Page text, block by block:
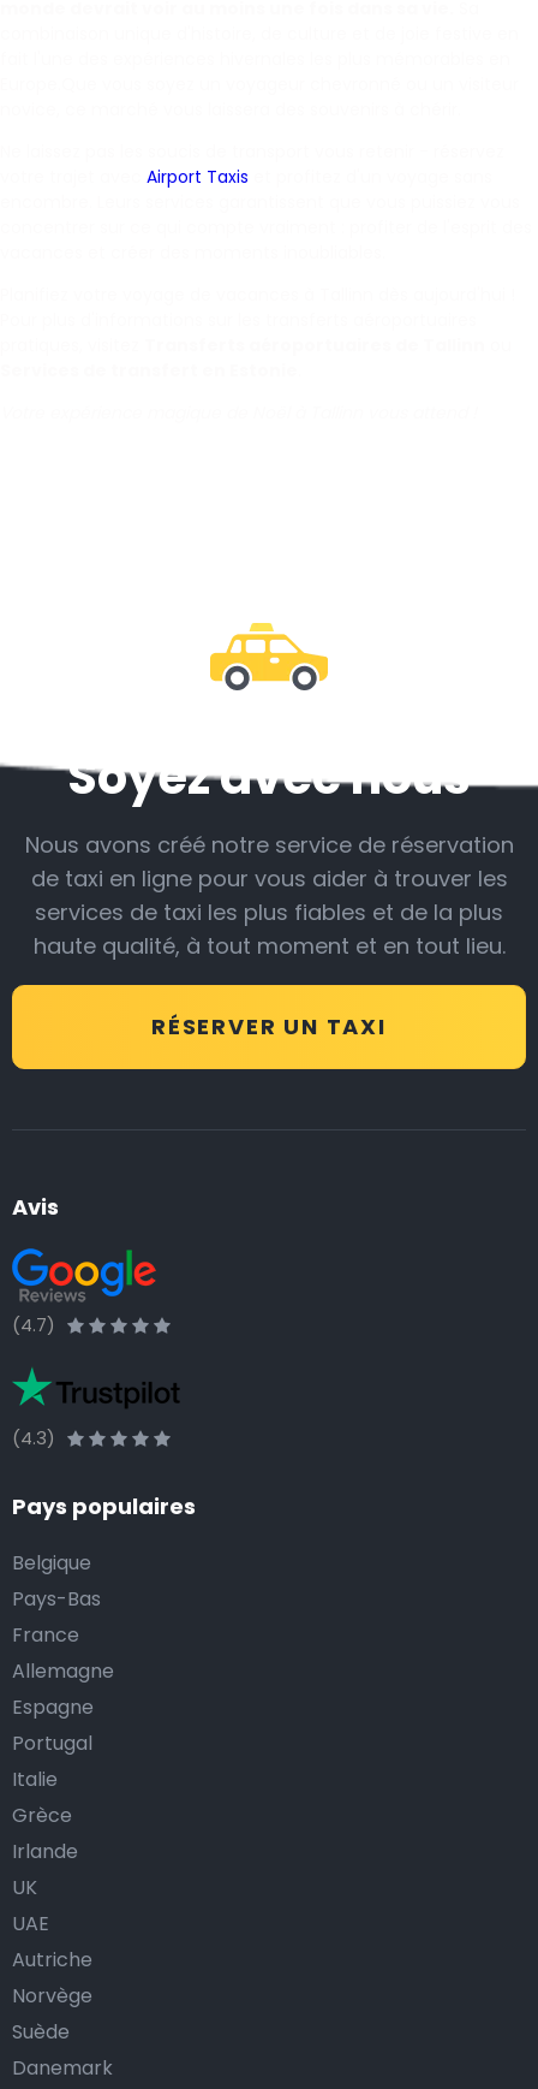
Airport Taxis
Soyez avec nous
Nous avons créé notre service de réservation
de taxi en ligne pour vous aider à trouver les
services de taxi les plus fiables et de la plus
haute qualité, à tout moment et en tout lieu.
RÉSERVER UN TAXI
Avis
(4.7)
(4.3)
Pays populaires
Belgique
Pays-Bas
France
Allemagne
Espagne
Portugal
Italie
Grèce
Irlande
UK
UAE
Autriche
Norvège
Suède
Danemark